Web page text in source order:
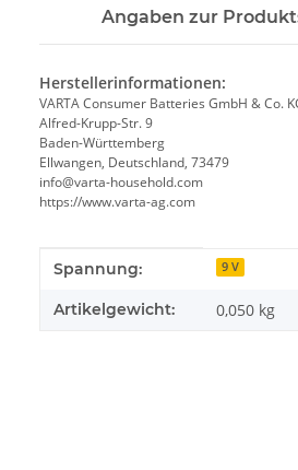
Angaben zur
Herstellerinformationen:
VARTA Consumer Batteries GmbH & Co.
Alfred-Krupp-Str. 9
Baden-Württemberg
Ellwangen, Deutschland, 73479
info@varta-household.com
https://www.varta-ag.com
Produkteigenschaft
Wert
Spannung: 9 V
Artikelgewicht: 0,050 kg